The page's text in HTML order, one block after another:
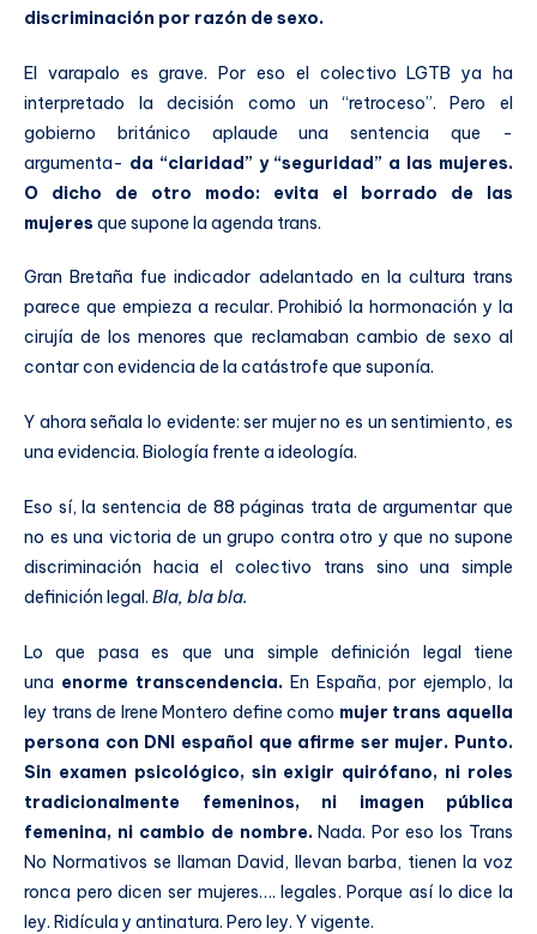
discriminación por razón de sexo.
El varapalo es grave. Por eso el colectivo LGTB ya ha
interpretado la decisión como un “retroceso”. Pero el
gobierno británico aplaude una sentencia que -
argumenta- da “claridad” y “seguridad” a las mujeres.
O dicho de otro modo: evita el borrado de las
mujeres que supone la agenda trans.
Gran Bretaña fue indicador adelantado en la cultura trans
parece que empieza a recular. Prohibió la hormonación y la
cirujía de los menores que reclamaban cambio de sexo al
contar con evidencia de la catástrofe que suponía.
Y ahora señala lo evidente: ser mujer no es un sentimiento, es
una evidencia. Biología frente a ideología.
Eso sí, la sentencia de 88 páginas trata de argumentar que
no es una victoria de un grupo contra otro y que no supone
discriminación hacia el colectivo trans sino una simple
definición legal. Bla, bla bla.
Lo que pasa es que una simple definición legal tiene
una enorme transcendencia. En España, por ejemplo, la
ley trans de Irene Montero define como mujer trans aquella
persona con DNI español que afirme ser mujer. Punto.
Sin examen psicológico, sin exigir quirófano, ni roles
tradicionalmente femeninos, ni imagen pública
femenina, ni cambio de nombre.Nada. Por eso los Trans
No Normativos se llaman David, llevan barba, tienen la voz
ronca pero dicen ser mujeres…. legales. Porque así lo dice la
ley. Ridícula y antinatura. Pero ley. Y vigente.